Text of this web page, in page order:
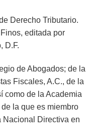
Derecho Tributario.
editada por
D.F.
de Abogados; de la
Fiscales, A.C., de la
como de la Academia
la que es miembro
Nacional Directiva en